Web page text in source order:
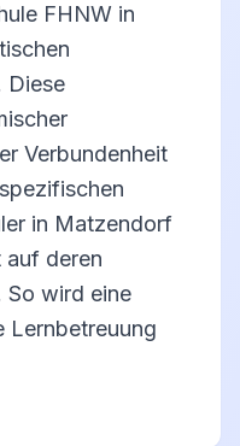
FHNW in
Diese
Verbundenheit
in Matzendorf
auf deren
So wird eine
Lernbetreuung